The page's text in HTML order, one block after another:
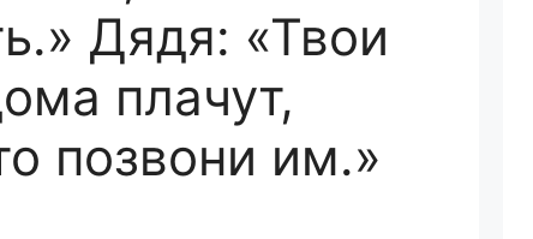
Дядя: «Твои
плачут,
позвони им.»